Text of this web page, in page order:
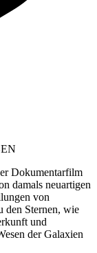
Dokumentarfilm
damals neuartigen
von
den Sternen, wie
und
der Galaxien